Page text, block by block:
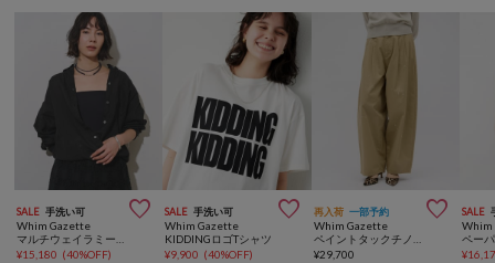
SALE 手洗い可 
Whim Gazette
¥15,180 (40%OFF)
SALE 手洗い可 
Whim Gazette
KIDDINGロゴTシャツ
¥9,900 (40%OFF)
再入荷 一部予約 
Whim Gazette
¥29,700
SALE
Whim
¥